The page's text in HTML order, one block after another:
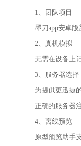
1、团队项目
墨刀app安卓
2、真机模拟
无需在设备上
3、服务器选择
为提供更迅捷
正确的服务器
4、离线预览
原型预览助手